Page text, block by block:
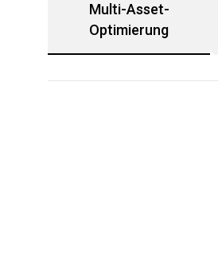
Multi-Asset-
Optimierung